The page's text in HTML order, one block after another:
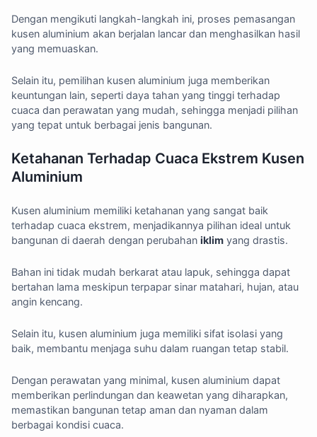
Dengan mengikuti langkah-langkah ini, proses pemasangan
kusen aluminium akan berjalan lancar dan menghasilkan hasil
yang memuaskan.
Selain itu, pemilihan kusen aluminium juga memberikan
keuntungan lain, seperti daya tahan yang tinggi terhadap
cuaca dan perawatan yang mudah, sehingga menjadi pilihan
yang tepat untuk berbagai jenis bangunan.
Ketahanan Terhadap Cuaca Ekstrem Kusen
Aluminium
Kusen aluminium memiliki ketahanan yang sangat baik
terhadap cuaca ekstrem, menjadikannya pilihan ideal untuk
bangunan di daerah dengan perubahan iklim yang drastis.
Bahan ini tidak mudah berkarat atau lapuk, sehingga dapat
bertahan lama meskipun terpapar sinar matahari, hujan, atau
angin kencang.
Selain itu, kusen aluminium juga memiliki sifat isolasi yang
baik, membantu menjaga suhu dalam ruangan tetap stabil.
Dengan perawatan yang minimal, kusen aluminium dapat
memberikan perlindungan dan keawetan yang diharapkan,
memastikan bangunan tetap aman dan nyaman dalam
berbagai kondisi cuaca.